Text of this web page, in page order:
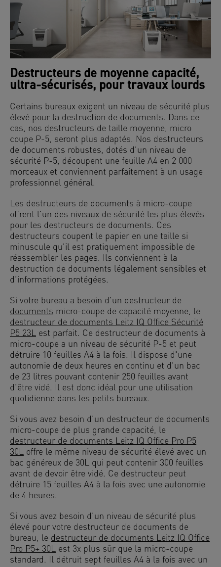
Destructeurs de moyenne capacité,
ultra-sécurisés, pour travaux lourds
Certains bureaux exigent un niveau de sécurité plus
élevé pour la destruction de documents. Dans ce
cas, nos destructeurs de taille moyenne, micro
coupe P-5, seront plus adaptés. Nos destructeurs
de documents robustes, dotés d'un niveau de
sécurité P-5, découpent une feuille A4 en 2 000
morceaux et conviennent parfaitement à un usage
professionnel général.
Les destructeurs de documents à micro-coupe
offrent l'un des niveaux de sécurité les plus élevés
pour les destructeurs de documents. Ces
destructeurs coupent le papier en une taille si
minuscule qu'il est pratiquement impossible de
réassembler les pages. Ils conviennent à la
destruction de documents légalement sensibles et
d'informations protégées.
Si votre bureau a besoin d'un destructeur de
documents micro-coupe de capacité moyenne, le
destructeur de documents Leitz IQ Office Sécurité
P5 23L est parfait. Ce destructeur de documents à
micro-coupe a un niveau de sécurité P-5 et peut
détruire 10 feuilles A4 à la fois. Il dispose d'une
autonomie de deux heures en continu et d'un bac
de 23 litres pouvant contenir 250 feuilles avant
d'être vidé. Il est donc idéal pour une utilisation
quotidienne dans les petits bureaux.
Si vous avez besoin d'un destructeur de documents
micro-coupe de plus grande capacité, le
destructeur de documents Leitz IQ Office Pro P5
30L offre le même niveau de sécurité élevé avec un
bac généreux de 30L qui peut contenir 300 feuilles
avant de devoir être vidé. Ce destructeur peut
détruire 15 feuilles A4 à la fois avec une autonomie
de 4 heures.
Si vous avez besoin d'un niveau de sécurité plus
élevé pour votre destructeur de documents de
bureau, le destructeur de documents Leitz IQ Office
Pro P5+ 30L est 3x plus sûr que la micro-coupe
standard. Il détruit sept feuilles A4 à la fois avec un